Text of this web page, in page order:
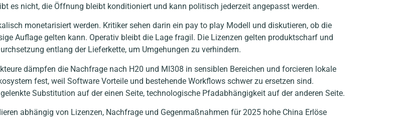
es nicht, die Öffnung bleibt konditioniert und kann politisch jederzeit angepasst werden.
monetarisiert werden. Kritiker sehen darin ein pay to play Modell und diskutieren, ob die
Auflage gelten kann. Operativ bleibt die Lage fragil. Die Lizenzen gelten produktscharf und
entlang der Lieferkette, um Umgehungen zu verhindern.
dämpfen die Nachfrage nach H20 und MI308 in sensiblen Bereichen und forcieren lokale
fest, weil Software Vorteile und bestehende Workflows schwer zu ersetzen sind.
Substitution auf der einen Seite, technologische Pfadabhängigkeit auf der anderen Seite.
abhängig von Lizenzen, Nachfrage und Gegenmaßnahmen für 2025 hohe China Erlöse